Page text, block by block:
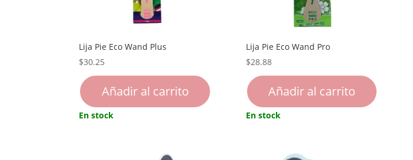
Lija Pie Eco Wand Plus
$30.25
Añadir al carrito
En stock
Lija Pie Eco Wand Pro
$28.88
Añadir al carrito
En stock